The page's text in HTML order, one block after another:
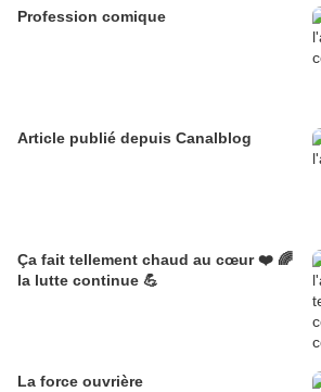
Profession comique
Article publié depuis Canalblog
Ça fait tellement chaud au cœur ❤️ 🌈
la lutte continue 💪
La force ouvrière